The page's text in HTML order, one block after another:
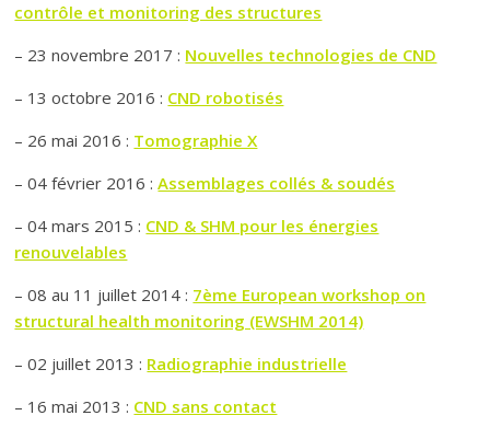
contrôle et monitoring des structures
– 23 novembre 2017 : Nouvelles technologies de CND
– 13 octobre 2016 : CND robotisés
– 26 mai 2016 : Tomographie X
– 04 février 2016 :Assemblages collés & soudés
– 04 mars 2015 : CND & SHM pour les énergies
renouvelables
– 08 au 11 juillet 2014 : 7ème European workshop on
structural health monitoring (EWSHM 2014)
– 02 juillet 2013 : Radiographie industrielle
– 16 mai 2013 : CND sans contact